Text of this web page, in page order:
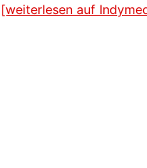
[weiterlesen auf